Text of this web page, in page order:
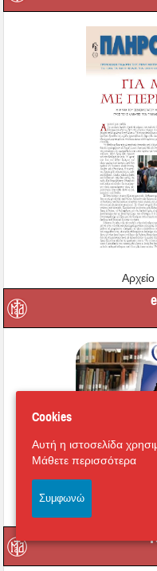
Cookies
Αυτή η ιστοσελίδα
Μάθετε περισσότερα
Συμφωνώ